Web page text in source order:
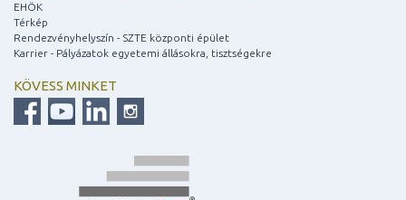
EHÖK
Térkép
Rendezvényhelyszín - SZTE központi épület
Karrier - Pályázatok egyetemi állásokra, tisztségekre
KÖVESS MINKET